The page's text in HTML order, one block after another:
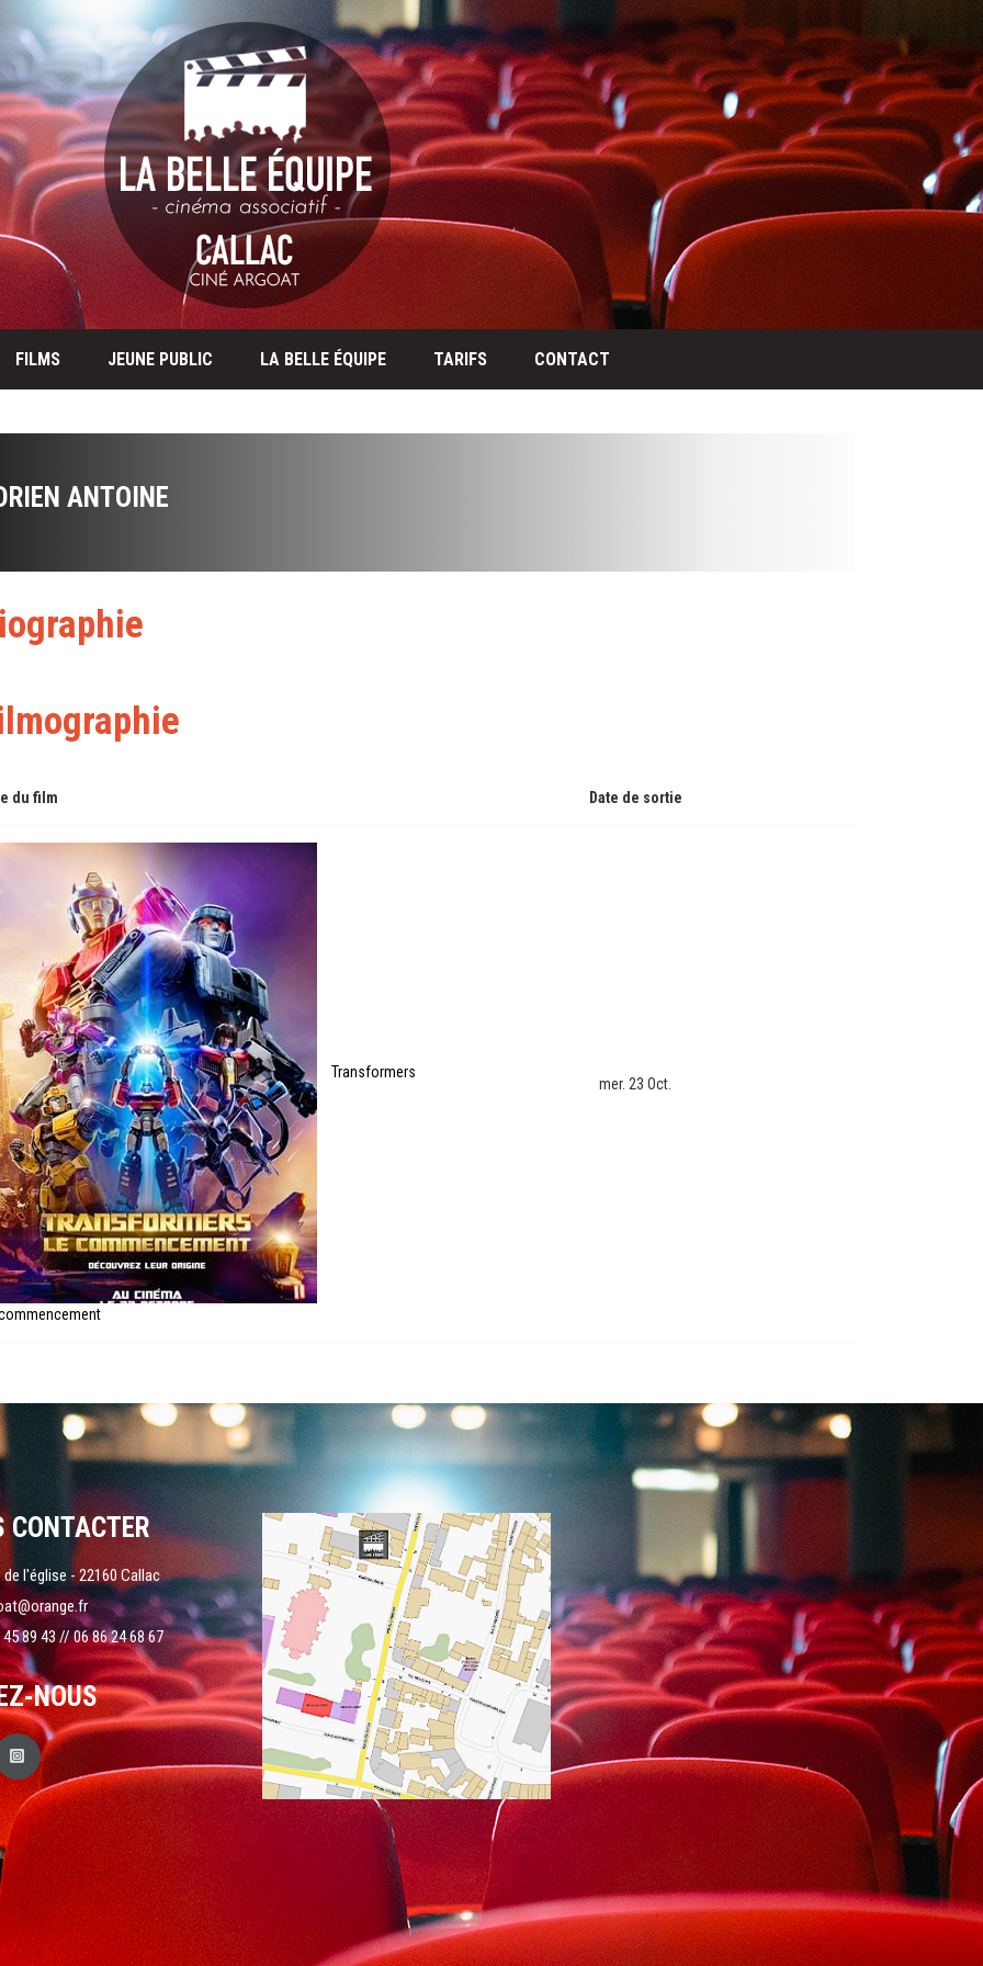
FILMS JEUNE PUBLIC LA BELLE ÉQUIPE TARIFS CONTACT
ANTOINE
du film Date de sortie
Transformers
mer. 23 Oct.
CONTACTER
de l'église - 22160 Callac
89 43 // 06 86 24 68 67
NOUS